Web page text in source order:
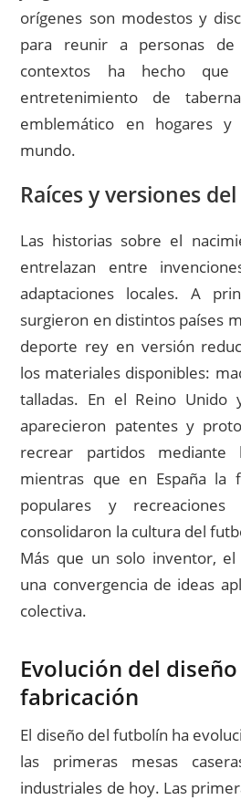
orígenes son modestos y
para reunir a personas
contextos ha hecho
entretenimiento de
emblemático en hogares
mundo.
Raíces y versiones
Las historias sobre el
entrelazan entre
adaptaciones locales. A
surgieron en distintos países
deporte rey en versión
los materiales disponibles:
talladas. En el Reino Unido
aparecieron patentes y
recrear partidos mediante
mientras que en España la
populares y
consolidaron la cultura del
Más que un solo inventor,
una convergencia de ideas
colectiva.
Evolución del
fabricación
El diseño del futbolín ha
las primeras mesas
industriales de hoy. Las